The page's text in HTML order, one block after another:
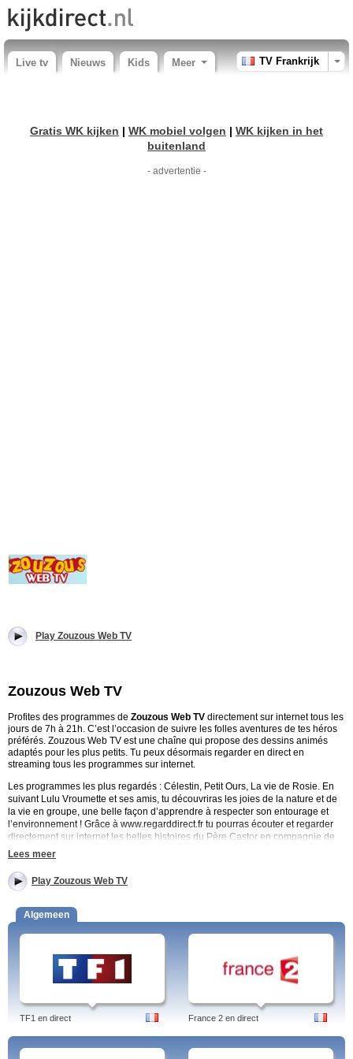
Live tv Nieuws Kids Meer TV Frankrijk
Gratis WK kijken | WK mobiel volgen | WK kijken in het
buitenland
- advertentie -
Play Zouzous Web TV
Zouzous Web TV
Profites des programmes de Zouzous Web TV directement sur internet tous les
jours de 7h à 21h. C’est l’occasion de suivre les folles aventures de tes héros
préférés. Zouzous Web TV est une chaîne qui propose des dessins animés
adaptés pour les plus petits. Tu peux désormais regarder en direct en
streaming tous les programmes sur internet.
Les programmes les plus regardés : Célestin, Petit Ours, La vie de Rosie. En
suivant Lulu Vroumette et ses amis, tu découvriras les joies de la nature et de
la vie en groupe, une belle façon d’apprendre à respecter son entourage et
l’environnement ! Grâce à www.regarddirect.fr tu pourras écouter et regarder
directement sur internet les belles histoires du Père Castor en compagnie de
Câline, Grignote et Benjamin.
C’est aussi l’occasion de comprendre l’environnement qui t’entoure en
écoutant les recommandations du gentil fantôme Célestin qui te donnera des
péripéties de Petit Ours ! En regardant en direct Art Zooka, tu apprendras à
bricoler et décorer de petits objets rigolos avec tes amis ! Tu pourras aussi
découvrir la vie quotidienne des insectes et petites bêtes en regardant
Sur Zouzous, tu peux suivre gratuitement les aventures de tes héros préférés
en live et en streaming!
Zouzous Web TVc’est aussi : La légende de Tatonka, Ava Riko Teo,
Grabouillon le chien un peu fou, Géronimo Stil Ton, pastilles, tatonka,
geronimo stilton, minuscule, ava riko teo, art zooka, trop la peche, Grignote et
Benjamin et Mouk.
Lees meer
Play Zouzous Web TV
Algemeen
TF1 en direct France 2 en direct